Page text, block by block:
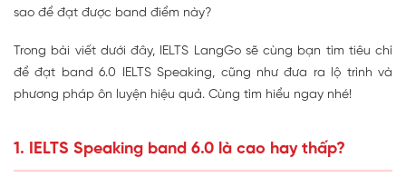
sao để đạt được band điểm này?
Trong bài viết dưới đây, IELTS LangGo sẽ cùng bạn tìm tiêu chí
để đạt band 6.0 IELTS Speaking, cũng như đưa ra lộ trình và
phương pháp ôn luyện hiệu quả. Cùng tìm hiểu ngay nhé!
1. IELTS Speaking band 6.0 là cao hay thấp?